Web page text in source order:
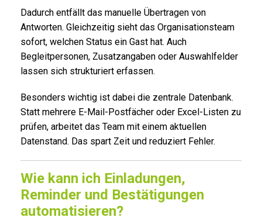
Dadurch entfällt das manuelle Übertragen von
Antworten. Gleichzeitig sieht das Organisationsteam
sofort, welchen Status ein Gast hat. Auch
Begleitpersonen, Zusatzangaben oder Auswahlfelder
lassen sich strukturiert erfassen.
Besonders wichtig ist dabei die zentrale Datenbank.
Statt mehrere E-Mail-Postfächer oder Excel-Listen zu
prüfen, arbeitet das Team mit einem aktuellen
Datenstand. Das spart Zeit und reduziert Fehler.
Wie kann ich Einladungen,
Reminder und Bestätigungen
automatisieren?